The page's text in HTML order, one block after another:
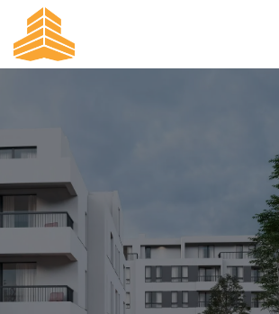
Преминете към съдържание